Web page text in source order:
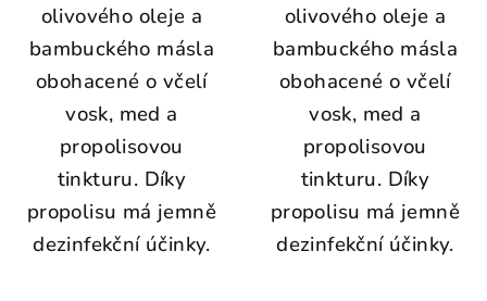
olivového oleje a
bambuckého másla
obohacené o včelí
vosk, med a
propolisovou
tinkturu. Díky
propolisu má jemně
dezinfekční účinky.
olivového oleje a
bambuckého másla
obohacené o včelí
vosk, med a
propolisovou
tinkturu. Díky
propolisu má jemně
dezinfekční účinky.